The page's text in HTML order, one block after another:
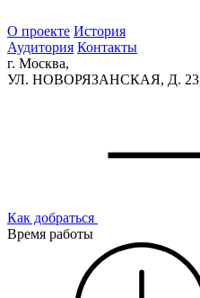
О проекте История
Аудитория Контакты
г. Москва,
УЛ. НОВОРЯЗАНСКАЯ, Д. 23
Как добраться
Время работы